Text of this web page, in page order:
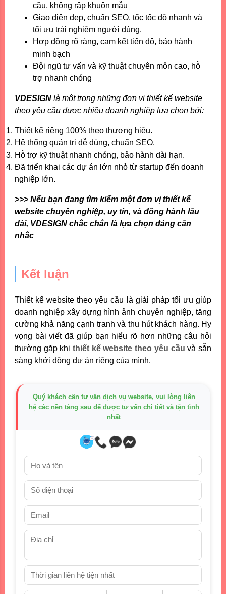
cầu, không rập khuôn mẫu
Giao diện đẹp, chuẩn SEO, tốc tốc độ nhanh và
tối ưu trải nghiệm người dùng.
Hợp đồng rõ ràng, cam kết tiến độ, bảo hành
minh bạch
Đội ngũ tư vấn và kỹ thuật chuyên môn cao, hỗ
trợ nhanh chóng
VDESIGNlà một trong những đơn vị thiết kế website
theo yêu cầu được nhiều doanh nghiệp lựa chọn bởi:
Thiết kế riêng 100% theo thương hiệu.
Hệ thống quản trị dễ dùng, chuẩn SEO.
Hỗ trợ kỹ thuật nhanh chóng, bảo hành dài hạn.
Đã triển khai các dự án lớn nhỏ từ startup đến doanh
nghiệp lớn.
>>> Nếu bạn đang tìm kiếm một đơn vị thiết kế
website chuyên nghiệp, uy tín, và đồng hành lâu
dài, VDESIGN chắc chắn là lựa chọn đáng cân
nhắc
Kết luận
Thiết kế website theo yêu cầu là giải pháp tối ưu giúp
doanh nghiệp xây dựng hình ảnh chuyên nghiệp, tăng
cường khả năng cạnh tranh và thu hút khách hàng. Hy
vọng bài viết đã giúp bạn hiểu rõ hơn những câu hỏi
thường gặp khithiết kế website theo yêu cầu và sẵn
sàng khởi động dự án riêng của mình.
Quý khách cần tư vấn dịch vụ website, vui lòng liên
hệ các nền tảng sau để được tư vấn chi tiết và tận tình
nhất